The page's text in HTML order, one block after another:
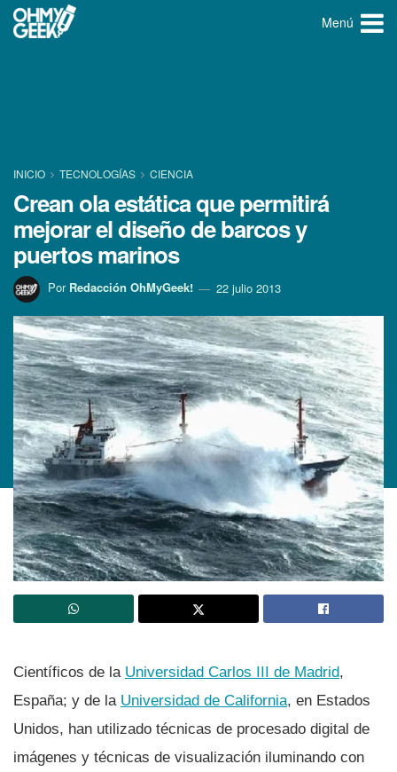
Menú
INICIO TECNOLOGÍ­AS CIENCIA
Crean ola estática que permitirá
mejorar el diseño de barcos y
puertos marinos
Por Redacción OhMyGeek! 22 julio 2013
Cientí­ficos de la Universidad Carlos III de Madrid,
España; y de la Universidad de California, en Estados
Unidos, han utilizado técnicas de procesado digital de
imágenes y técnicas de visualización iluminando con